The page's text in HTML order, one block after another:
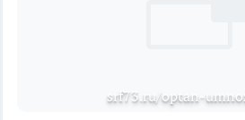
srf73.ru/optan-